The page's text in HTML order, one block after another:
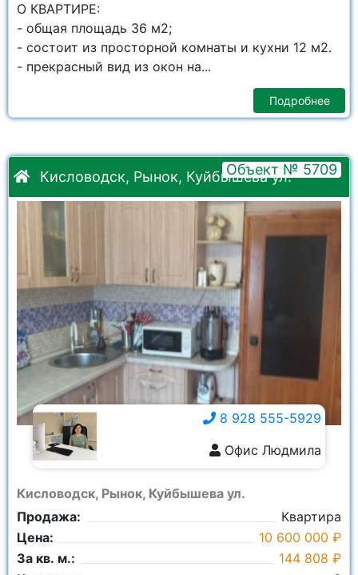
О КВАРТИРЕ:
- общая площадь 36 м2;
- состоит из просторной комнаты и кухни 12 м2.
- прекрасный вид из окон на...
Подробнее
Кисловодск, Рынок, Куйбышева ул.
Объект № 5709
Кисловодск, Рынок, Куйбышева ул.
Продажа:
Квартира
Цена:
10 600 000 ₽
За кв. м.:
144 808 ₽
8 928 555-5929
Офис Людмила